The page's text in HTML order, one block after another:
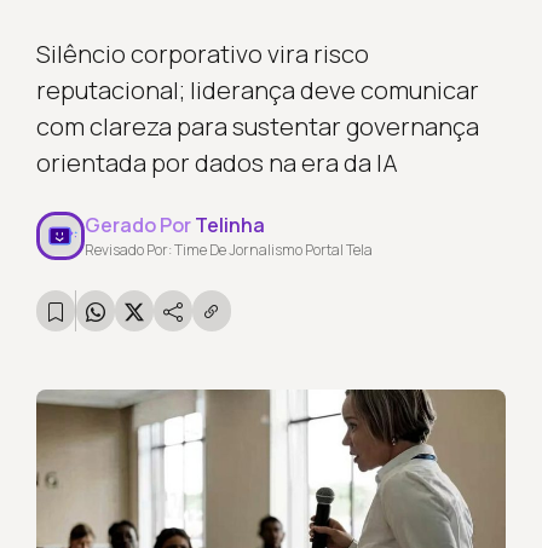
Silêncio corporativo vira risco
reputacional; liderança deve comunicar
com clareza para sustentar governança
orientada por dados na era da IA
Gerado PorTelinha
Revisado Por: Time De Jornalismo Portal Tela